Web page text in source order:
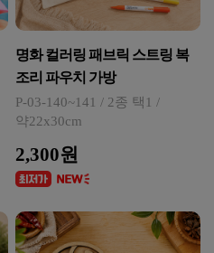
명화 컬러링 패브릭 스트링 복
조리 파우치 가방
P-03-140~141 / 2종 택1 /
약22x30cm
2,300원